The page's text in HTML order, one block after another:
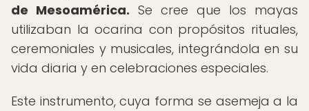
de Mesoamérica. Se cree que los mayas
utilizaban la ocarina con propósitos rituales,
ceremoniales y musicales, integrándola en su
vida diaria y en celebraciones especiales.
Este instrumento, cuya forma se asemeja a la